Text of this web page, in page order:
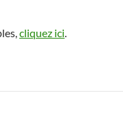
cliquez ici.